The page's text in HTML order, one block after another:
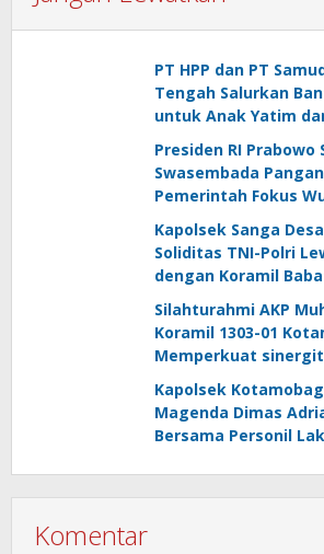
PT HPP dan PT
Tengah Salurkan
untuk Anak Yatim
Presiden RI Prabowo
Swasembada
Pemerintah Fokus
Kapolsek Sanga
Soliditas TNI-Polri
dengan Koramil
Silahturahmi AKP
Koramil 1303-01
Memperkuat
Kapolsek
Magenda Dimas
Bersama Personil
Komentar